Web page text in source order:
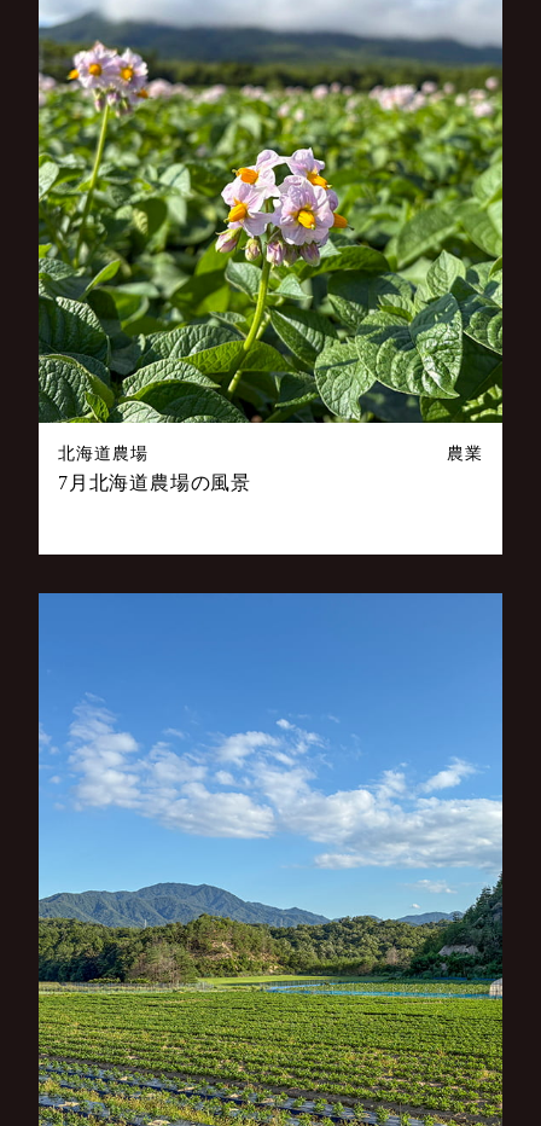
北海道農場 農業
7月北海道農場の風景